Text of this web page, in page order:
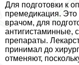
Для подготовки к
премедикация.
врачом, для
антигистаминные,
препараты.
принимал до
отменяют,